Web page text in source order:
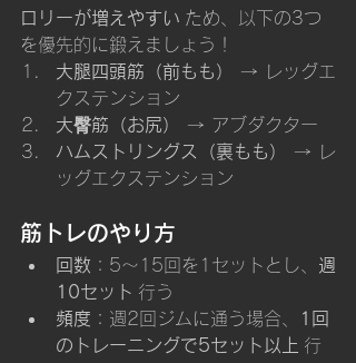
ロリーが増えやすい ため、以下の3つ
を優先的に鍛えましょう！
大腿四頭筋（前もも）
→ レッグエ
クステンション
大臀筋（お尻）
→ アブダクター
ハムストリングス（裏もも）
→ レ
ッグエクステンション
筋トレのやり方
回数 ：5〜15回を1セットとし、 週
10セット 行う
頻度 ：週2回ジムに通う場合、
1回
のトレーニングで5セット以上 行